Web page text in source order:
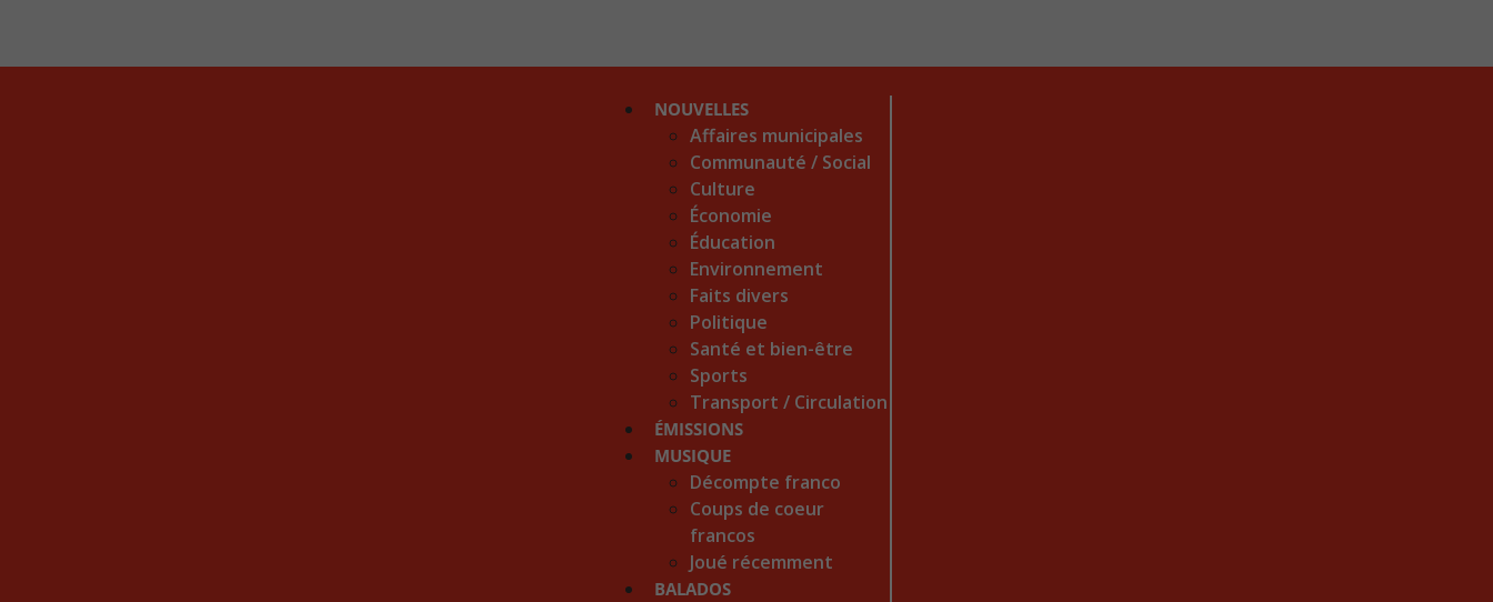
NOUVELLES
Affaires municipales
Communauté / Social
Culture
Économie
Éducation
Environnement
Faits divers
Politique
Santé et bien-être
Sports
Transport / Circulation
ÉMISSIONS
MUSIQUE
Décompte franco
Coups de coeur
francos
Joué récemment
BALADOS